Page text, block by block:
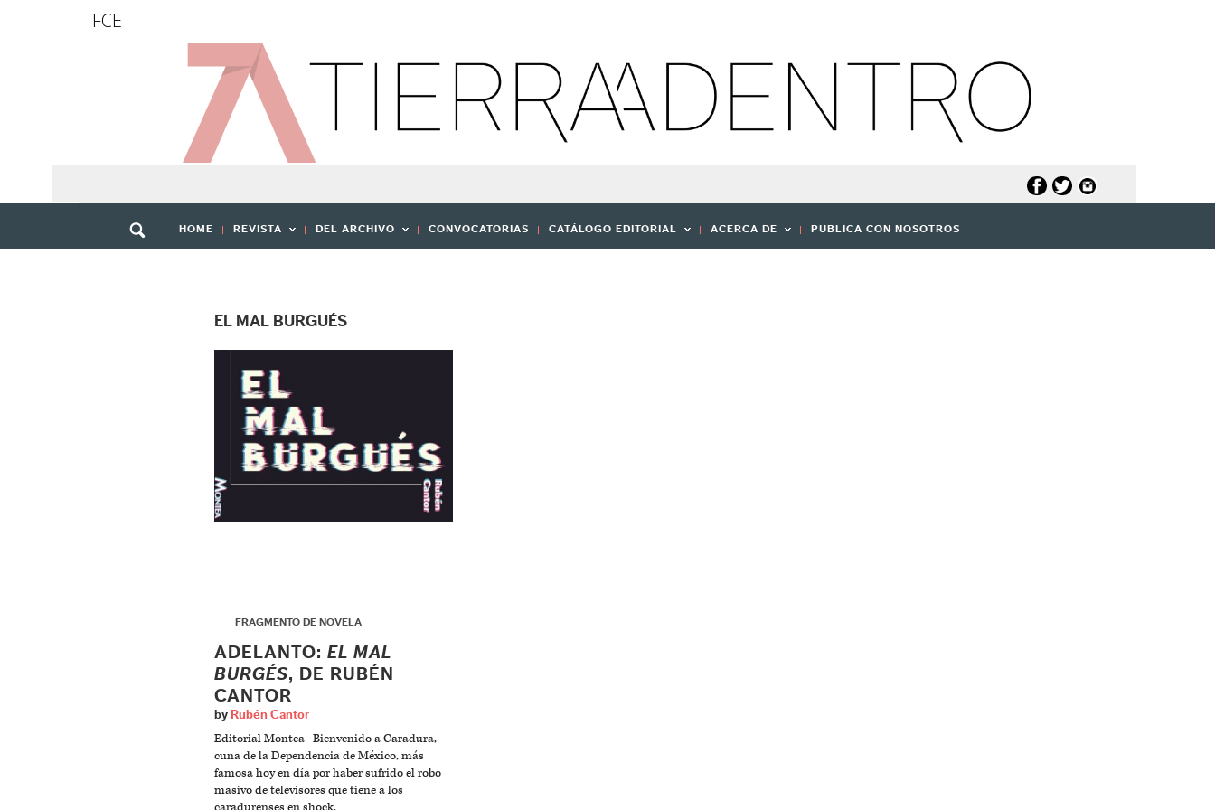
FCE
HOME REVISTA DEL ARCHIVO CONVOCATORIAS CATÁLOGO EDITORIAL ACERCA DE PUBLICA CON NOSOTROS
EL MAL BURGUÉS
FRAGMENTO DE NOVELA
ADELANTO: EL MAL
BURGÉS, DE RUBÉN
CANTOR
by Rubén Cantor
Editorial Montea Bienvenido a Caradura,
cuna de la Dependencia de México, más
famosa hoy en día por haber sufrido el robo
masivo de televisores que tiene a los